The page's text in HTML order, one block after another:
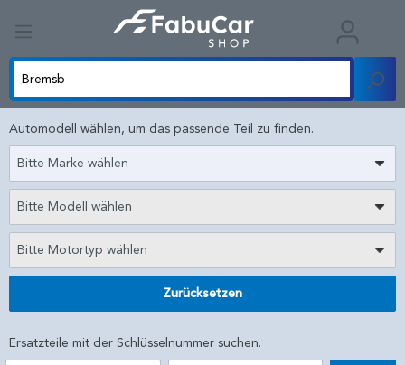
Automodell wählen, um das passende Teil zu finden.
Bitte Marke wählen
Bitte Modell wählen
Bitte Motortyp wählen
Zurücksetzen
Ersatzteile mit der Schlüsselnummer suchen.